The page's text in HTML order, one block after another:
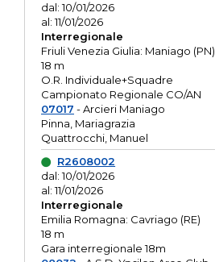
dal: 10/01/2026
al: 11/01/2026
Interregionale
Friuli Venezia Giulia: Maniago (PN)
18 m
O.R. Individuale+Squadre
Campionato Regionale CO/AN
07017 - Arcieri Maniago
Pinna, Mariagrazia
Quattrocchi, Manuel
R2608002
dal: 10/01/2026
al: 11/01/2026
Interregionale
Emilia Romagna: Cavriago (RE)
18 m
Gara interregionale 18m